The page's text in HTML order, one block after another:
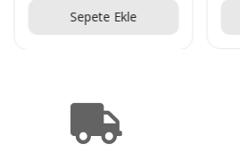
Sepete Ekle